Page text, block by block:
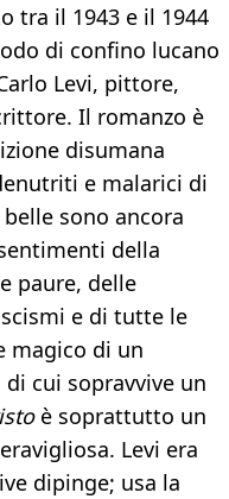
tra il 1943 e il 1944
di confino lucano
Levi, pittore,
Il romanzo è
disumana
e malarici di
sono ancora
della
paure, delle
e di tutte le
magico di un
cui sopravvive un
è soprattutto un
Levi era
dipinge; usa la